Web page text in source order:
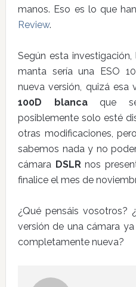
manos. Eso es lo que
Review.
Según esta
manta sería una ESO
nueva versión, quizá esa
100D blancaque se
posiblemente solo esté
otras modificaciones,
sabemos nada y no
cámara DSLRnos
finalice el mes de
¿Qué pensáis vosotros?
versión de una cámara
completamente nueva?